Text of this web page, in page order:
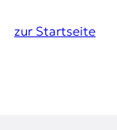
zur Startseite